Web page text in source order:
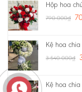
Hộp hoa
790.000₫
Kệ hoa chia
3.540.000₫
Kệ hoa chia